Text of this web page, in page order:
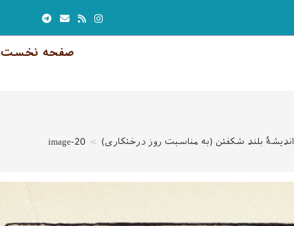
صفحه نخست
اندیشهٔ بلند شکفتن (به مناسبت روز درختکاری) >
image-20